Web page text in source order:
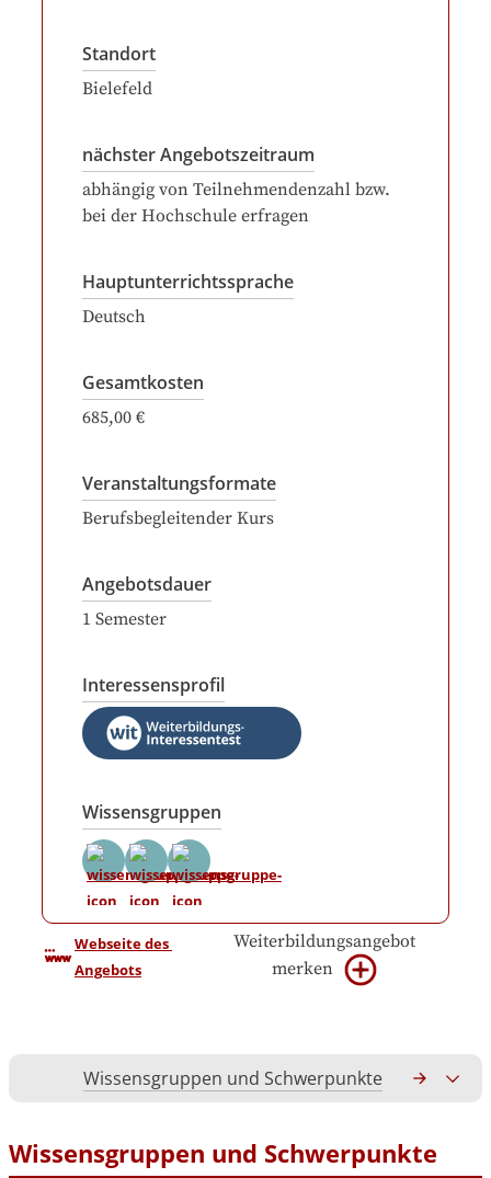
Standort
Bielefeld
nächster Angebotszeitraum
abhängig von Teilnehmendenzahl bzw.
bei der Hochschule erfragen
Hauptunterrichtssprache
Deutsch
Gesamtkosten
685,00 €
Veranstaltungsformate
Berufsbegleitender Kurs
Angebotsdauer
1 Semester
Interessensprofil
Wissensgruppen
Webseite des
Angebots
Weiterbildungsangebot
merken
Wissensgruppen und Schwerpunkte
Wissensgruppen und Schwerpunkte